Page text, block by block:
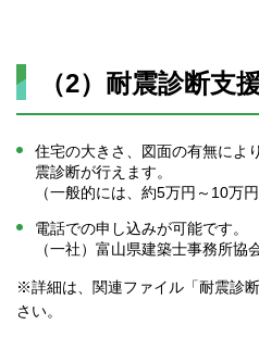
（2）耐震診断支
住宅の大きさ、図面の有無によ
震診断が行えます。
（一般的には、約5万円～10万
電話での申し込みが可能です。
（一社）富山県建築士事務所協
※詳細は、関連ファイル「耐震診
さい。